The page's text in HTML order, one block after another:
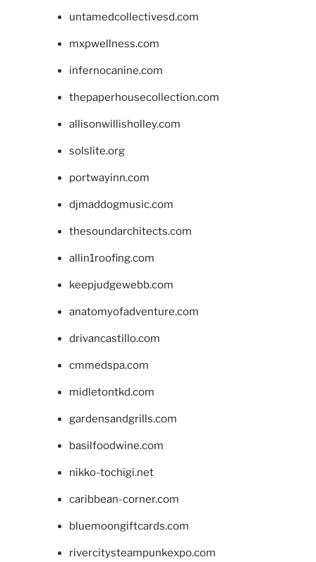
untamedcollectivesd.com
mxpwellness.com
infernocanine.com
thepaperhousecollection.com
allisonwillisholley.com
solslite.org
portwayinn.com
djmaddogmusic.com
thesoundarchitects.com
allin1roofing.com
keepjudgewebb.com
anatomyofadventure.com
drivancastillo.com
cmmedspa.com
midletontkd.com
gardensandgrills.com
basilfoodwine.com
nikko-tochigi.net
caribbean-corner.com
bluemoongiftcards.com
rivercitysteampunkexpo.com